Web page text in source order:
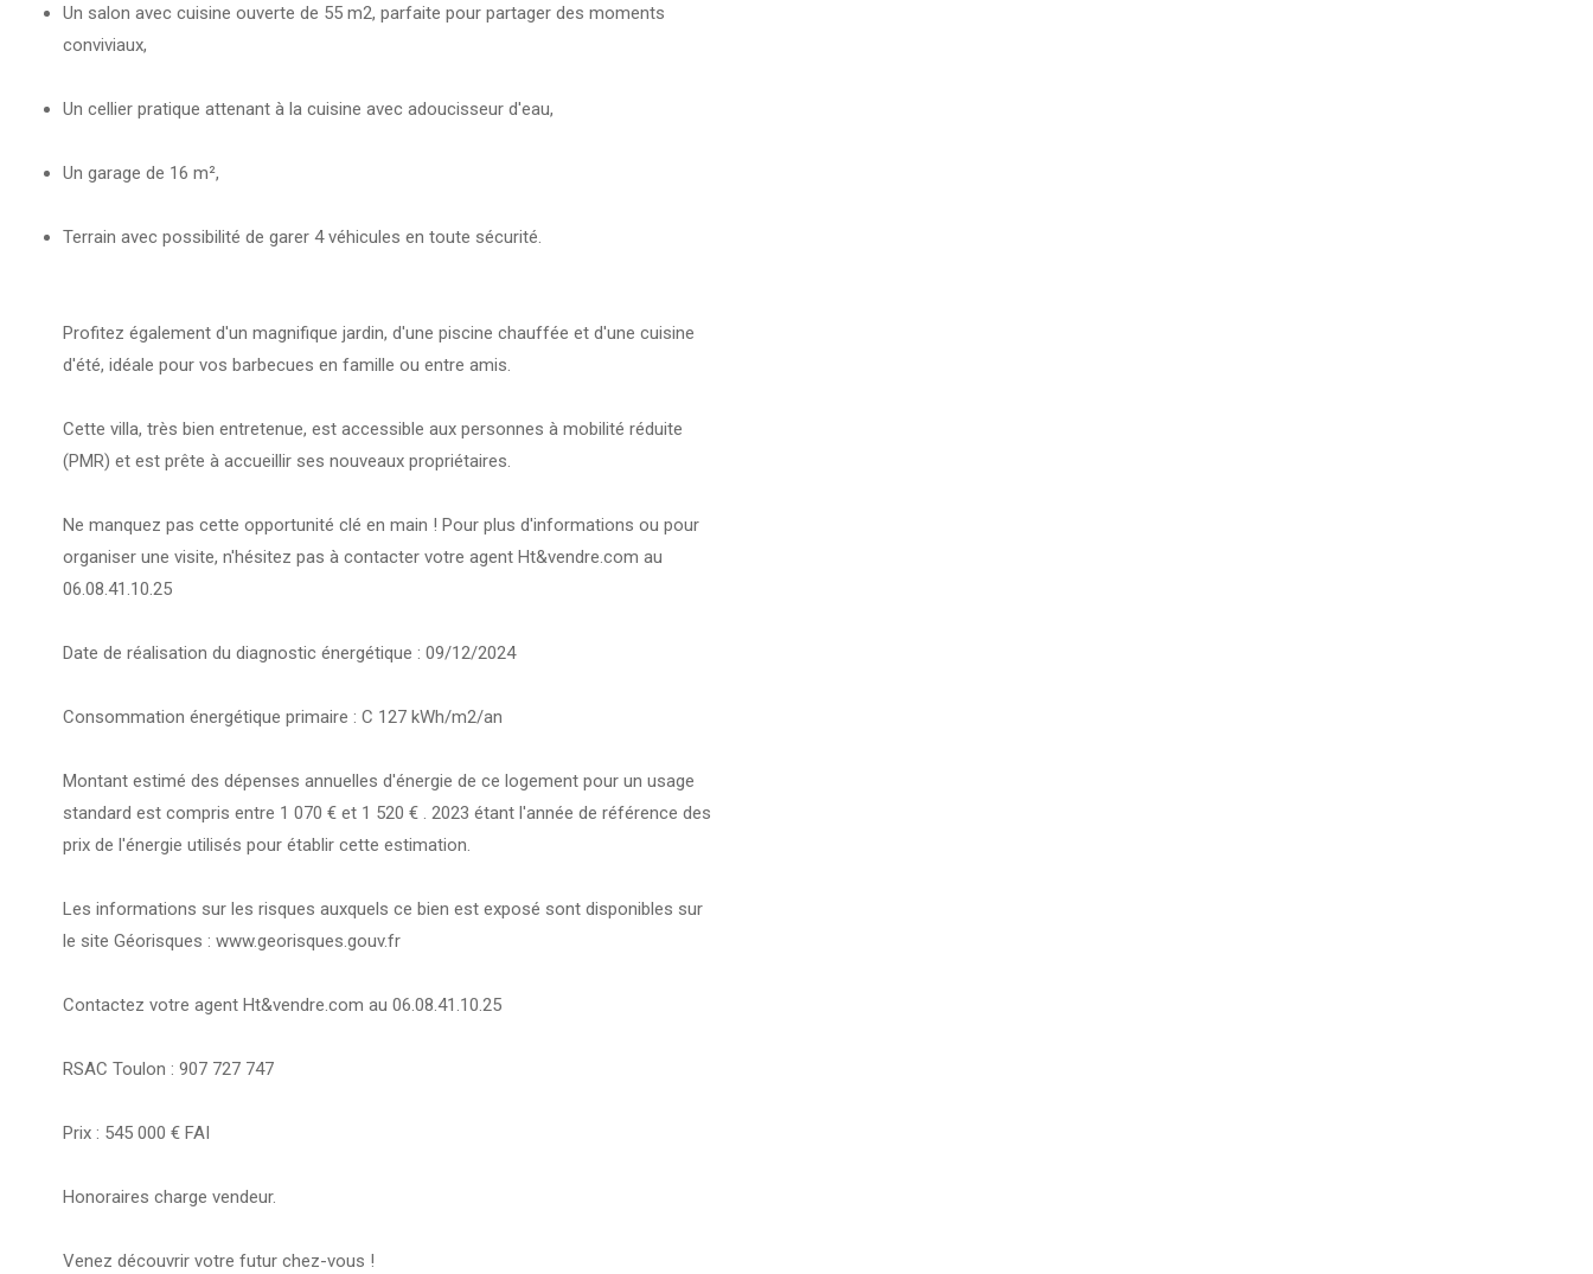
Un salon avec cuisine ouverte de 55 m2, parfaite pour partager des moments
conviviaux,
Un cellier pratique attenant à la cuisine avec adoucisseur d'eau,
Un garage de 16 m²,
Terrain avec possibilité de garer 4 véhicules en toute sécurité.
Profitez également d'un magnifique jardin, d'une piscine chauffée et d'une cuisine
d'été, idéale pour vos barbecues en famille ou entre amis.
Cette villa, très bien entretenue, est accessible aux personnes à mobilité réduite
(PMR) et est prête à accueillir ses nouveaux propriétaires.
Ne manquez pas cette opportunité clé en main ! Pour plus d'informations ou pour
organiser une visite, n'hésitez pas à contacter votre agent Ht&vendre.com au
06.08.41.10.25
Date de réalisation du diagnostic énergétique : 09/12/2024
Consommation énergétique primaire : C 127 kWh/m2/an
Montant estimé des dépenses annuelles d'énergie de ce logement pour un usage
standard est compris entre 1 070 € et 1 520 € . 2023 étant l'année de référence des
prix de l'énergie utilisés pour établir cette estimation.
Les informations sur les risques auxquels ce bien est exposé sont disponibles sur
le site Géorisques : www.georisques.gouv.fr
Contactez votre agent Ht&vendre.com au 06.08.41.10.25
RSAC Toulon : 907 727 747
Prix : 545 000 € FAI
Honoraires charge vendeur.
Venez découvrir votre futur chez-vous !